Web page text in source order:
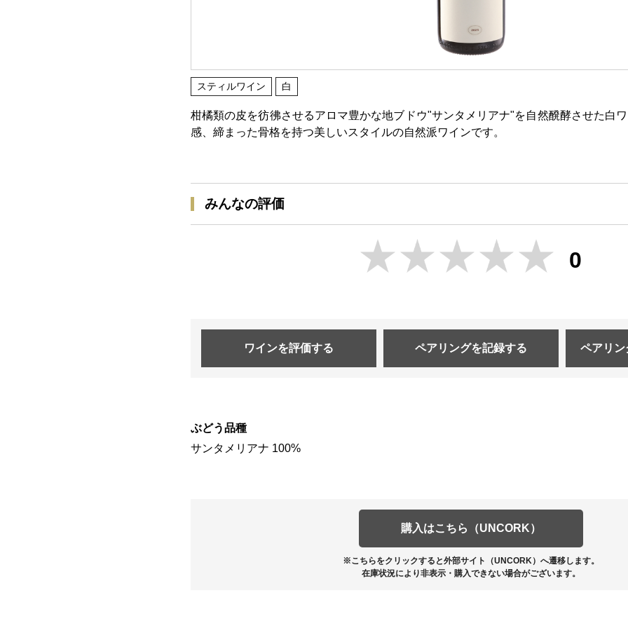
スティルワイン 白
柑橘類の皮を彷彿させるアロマ豊かな地ブドウ"サンタメリアナ"を自然醗酵させた白
感、締まった骨格を持つ美しいスタイルの自然派ワインです。
みんなの評価
0
ワインを評価する ペアリングを記録する ペアリン
ぶどう品種
サンタメリアナ 100%
購入はこちら（UNCORK）
※こちらをクリックすると外部サイト（UNCORK）へ遷移します。
在庫状況により非表示・購入できない場合がございます。